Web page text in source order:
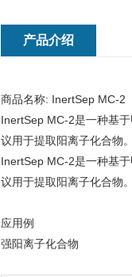
产品介绍
商品名称: InertSep MC-2
InertSep MC-2是一种基
议用于提取阳离子化合物
InertSep MC-2是一种基
议用于提取阳离子化合物
应用例
强阳离子化合物